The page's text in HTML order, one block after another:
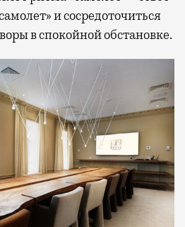
и сосредоточиться
в спокойной обстановке.